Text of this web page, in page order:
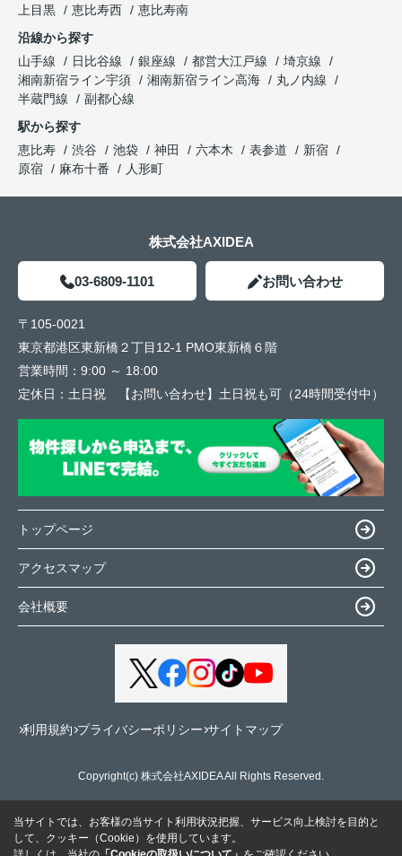
上目黒
恵比寿西
恵比寿南
沿線から探す
山手線
日比谷線 銀座線 都営大江戸線
埼京線
湘南新宿ライン宇須
湘南新宿ライン高海
丸ノ内線
半蔵門線
副都心線
駅から探す
恵比寿
渋谷 池袋 神田 六本木 表参道
新宿
原宿
麻布十番 人形町
株式会社AXIDEA
03-6809-1101 お問い合わせ
〒105-0021
東京都港区東新橋２丁目12-1 PMO東新橋６階
営業時間： 9:00 ～ 18:00
定休日： 土日祝 【お問い合わせ】土日祝も可（24時間受付中）
トップページ
アクセスマップ
会社概要
利用規約 プライバシーポリシー サイトマップ
Copyright(c) 株式会社AXIDEA All Rights Reserved.
当サイトでは、お客様の当サイト利用状況把握、サービス向上検討を目的と
して、クッキー（Cookie）を使用しています。